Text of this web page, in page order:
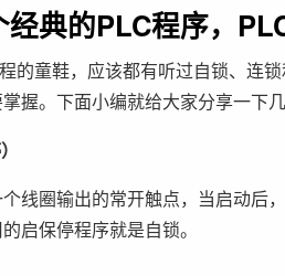
经典的PLC程序，
的童鞋，应该都有听过自锁、连
握。下面小编就给大家分享一下
线圈输出的常开触点，当启动后
启保停程序就是自锁。